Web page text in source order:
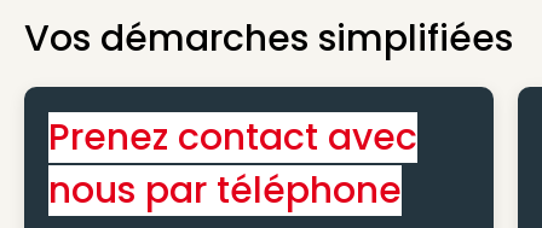
Vos démarches simplifiées
Prenez contact avec
nous par téléphone